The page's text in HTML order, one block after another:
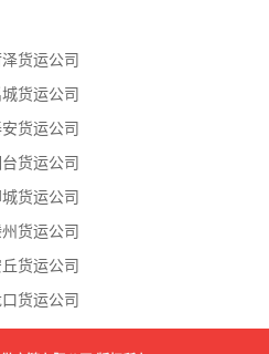
货运公司
货运公司
货运公司
货运公司
货运公司
货运公司
货运公司
货运公司